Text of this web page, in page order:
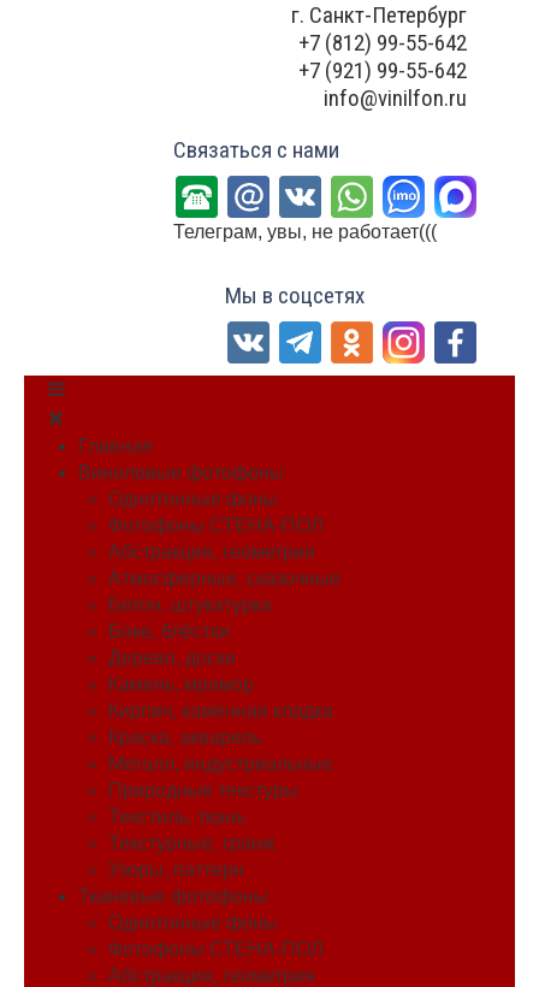
г. Санкт-Петербург
+7 (812) 99-55-642
+7 (921) 99-55-642
info@vinilfon.ru
Связаться с нами
Телеграм, увы, не работает(((
Мы в соцсетях
Главная
Виниловые фотофоны
Однотонные фоны
Фотофоны СТЕНА-ПОЛ
Абстракция, геометрия
Атмосферные, сказочные
Бетон, штукатурка
Боке, блёстки
Дерево, доски
Камень, мрамор
Кирпич, каменная кладка
Краска, акварель
Металл, индустриальные
Природные текстуры
Текстиль, ткань
Текстурные, гранж
Узоры, паттерн
Тканевые фотофоны
Однотонные фоны
Фотофоны СТЕНА-ПОЛ
Абстракция, геометрия